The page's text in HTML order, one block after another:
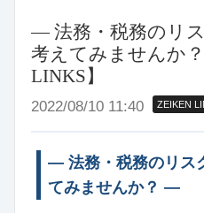
― 法務・税務のリ
考えてみませんか
LINKS】
2022/08/10 11:40 ZEIKEN
― 法務・税務のリス
てみませんか？ ―